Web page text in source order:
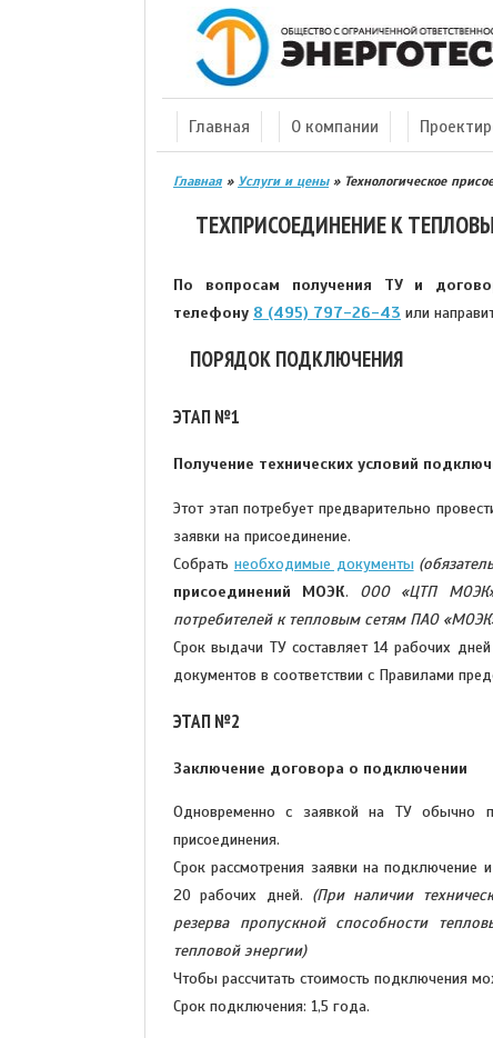
Главная О компании
Главная » Услуги и цены» Технологическое
ТЕХПРИСОЕДИНЕНИЕ К
По вопросам получения ТУ и
телефону 8 (495) 797-26-43 или
ПОРЯДОК ПОДКЛЮЧЕНИЯ
ЭТАП №1
Получение технических условий
Этот этап потребует предварительно
заявки на присоединение.
Собрать необходимые документы
присоединений МОЭК. ООО «ЦТП МОЭК»
потребителей к тепловым сетям ПАО
Срок выдачи ТУ составляет 14 рабочих
документов в соответствии с Правилами
ЭТАП №2
Заключение договора о подключении
Одновременно с заявкой на ТУ обычно
присоединения.
Срок рассмотрения заявки на подключение
20 рабочих дней. (При наличии
резерва пропускной способности
тепловой энергии)
Чтобы рассчитать стоимость подключения
Срок подключения: 1,5 года.